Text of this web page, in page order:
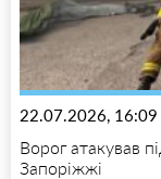
22.07.2026, 16:09
Ворог атакував
Запоріжжі